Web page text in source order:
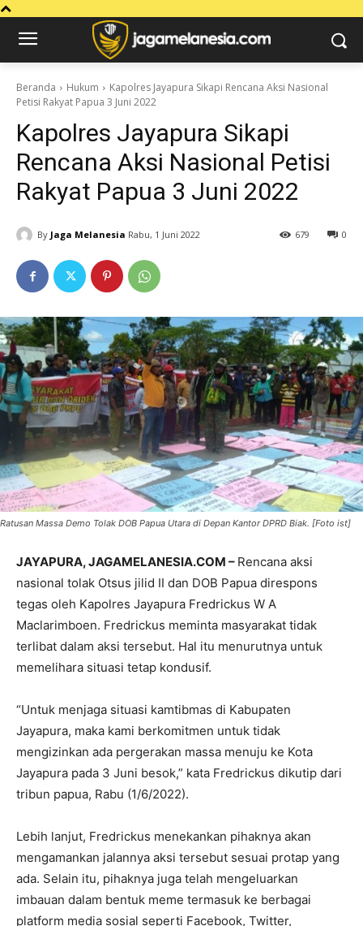
Beranda Hukum
Kapolres Jayapura Sikapi Rencana Aksi Nasional
Petisi Rakyat Papua 3 Juni 2022
Kapolres Jayapura Sikapi
Rencana Aksi Nasional Petisi
Rakyat Papua 3 Juni 2022
By Jaga Melanesia Rabu, 1 Juni 2022 0
679
Ratusan Massa Demo Tolak DOB Papua Utara di Depan Kantor DPRD Biak. [Foto ist]
JAYAPURA, JAGAMELANESIA.COM – Rencana aksi
nasional tolak Otsus jilid II dan DOB Papua direspons
tegas oleh Kapolres Jayapura Fredrickus W A
Maclarimboen. Fredrickus meminta masyarakat tidak
terlibat dalam aksi tersebut. Hal itu menurutnya untuk
memelihara situasi tetap kondusif.
“Untuk menjaga situasi kamtibmas di Kabupaten
Jayapura, maka kami berkomitmen untuk tidak
mengizinkan ada pergerakan massa menuju ke Kota
Jayapura pada 3 Juni besok,” kata Fredrickus dikutip dari
tribun papua, Rabu (1/6/2022).
Lebih lanjut, Fredrickus menekankan pihaknya akan
mengamankan jalannya aksi tersebut sesuai protap yang
ada. Selain itu, pihaknya juga telah mengeluarkan
imbauan dalam bentuk meme termasuk ke berbagai
platform media sosial seperti Facebook, Twitter,